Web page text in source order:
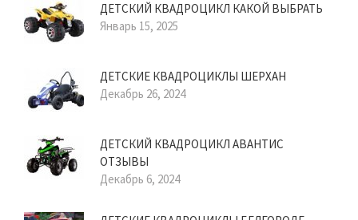
ДЕТСКИЙ КВАДРОЦИКЛ КАКОЙ ВЫБРАТЬ
Январь 15, 2025
ДЕТСКИЕ КВАДРОЦИКЛЫ ШЕРХАН
Декабрь 26, 2024
ДЕТСКИЙ КВАДРОЦИКЛ АВАНТИС
ОТЗЫВЫ
Декабрь 6, 2024